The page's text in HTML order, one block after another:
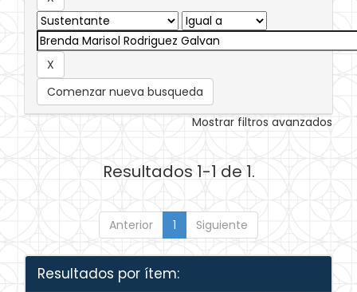
Comenzar nueva busqueda
Mostrar filtros avanzados
Resultados 1-1 de 1.
Anterior 1 Siguiente
Resultados por ítem: